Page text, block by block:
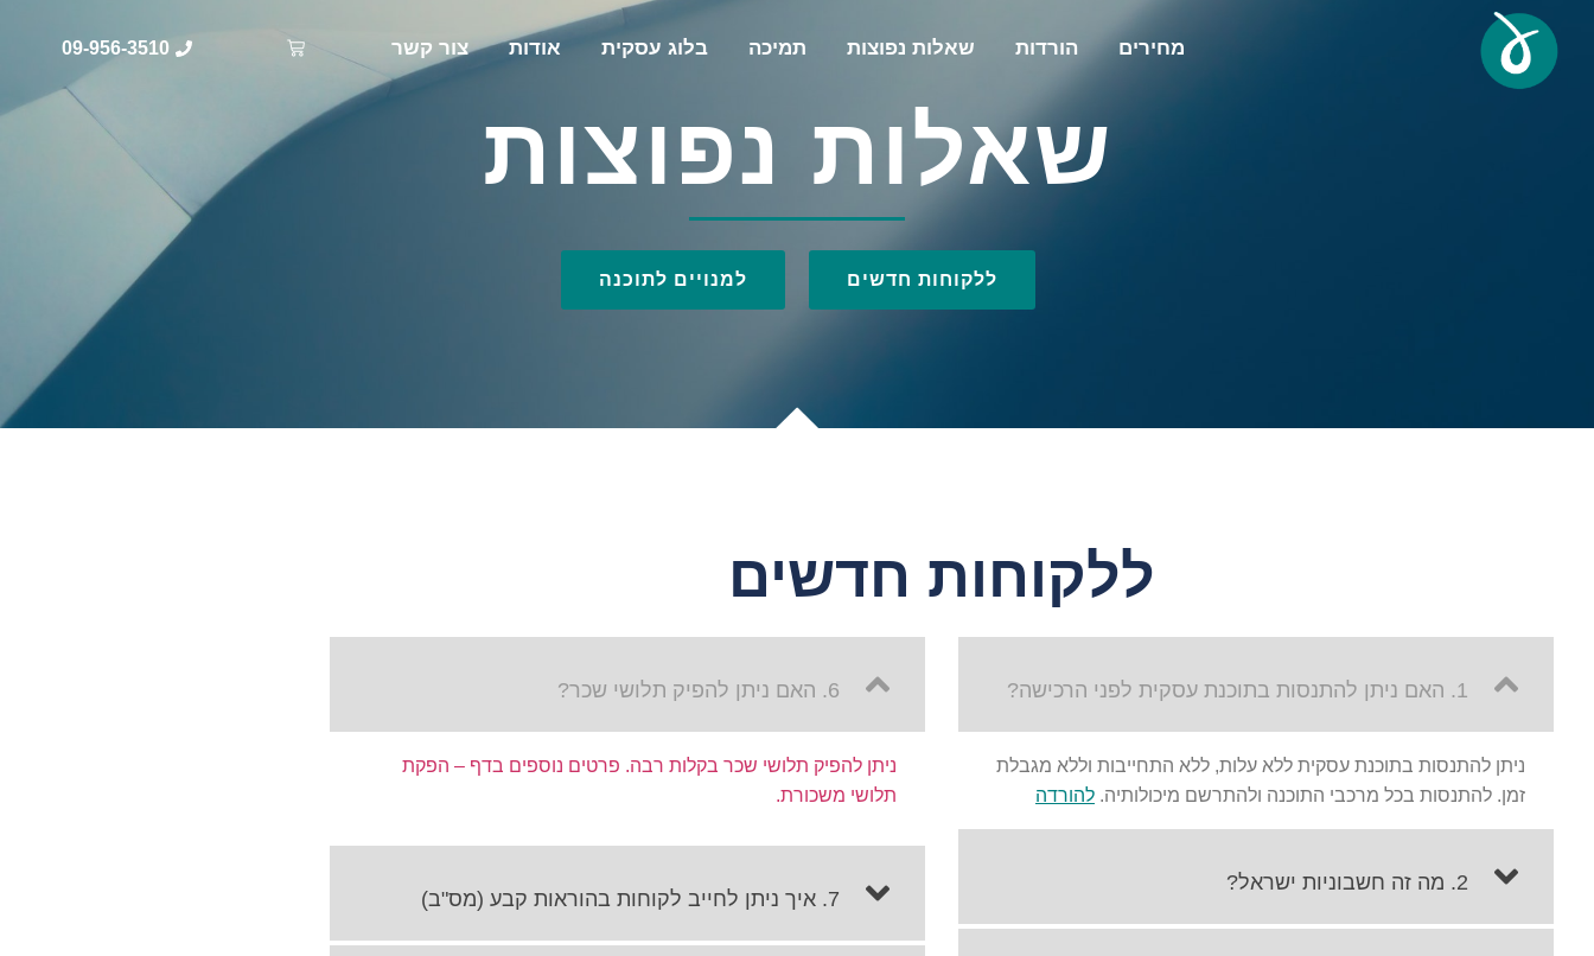
מחירים הורדות שאלות נפוצות תמיכה בלוג עסקית אודות צור קשר 09-956-3510
שאלות נפוצות
ללקוחות חדשים למנויים לתוכנה
ללקוחות חדשים
1. האם ניתן להתנסות בתוכנת עסקית לפני הרכישה?
ניתן להתנסות בתוכנת עסקית ללא עלות, ללא התחייבות וללא מגבלת
זמן. להתנסות בכל מרכבי התוכנה ולהתרשם מיכולותיה. להורדה
2. מה זה חשבוניות ישראל?
6. האם ניתן להפיק תלושי שכר?
ניתן להפיק תלושי שכר בקלות רבה. פרטים נוספים בדף – הפקת
תלושי משכורת.
7. איך ניתן לחייב לקוחות בהוראות קבע (מס"ב)